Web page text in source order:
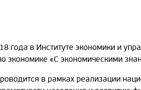
года в Институте экономики и
экономике «С экономическими
в рамках реализации